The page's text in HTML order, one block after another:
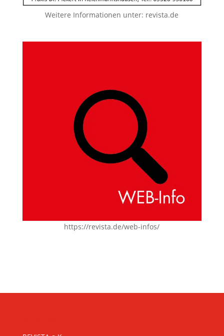
Weitere Informationen unter: revista.de
https://revista.de/web-infos/